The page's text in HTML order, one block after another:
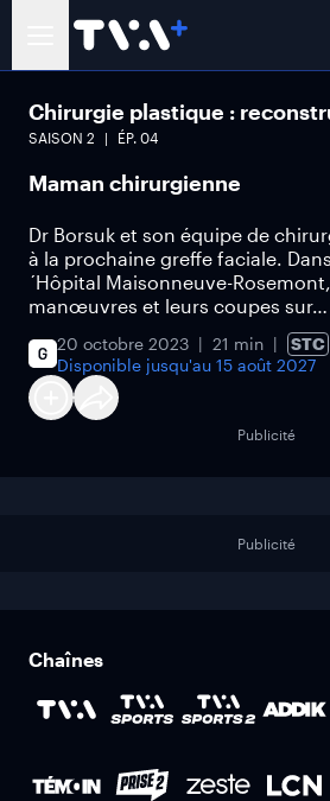
Chirurgie plastique :
SAISON 2 ÉP. 04
Maman chirurgienne
Dr Borsuk et son équipe de
à la prochaine greffe faciale.
´Hôpital Maisonneuve-
manœuvres et leurs coupes sur…
20 octobre 2023 21 min
STC
Disponible jusqu'au 15 août 2027
Publicité
Publicité
Chaînes